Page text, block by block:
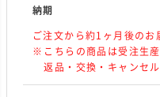
納期
ご注文から約1ヶ月後のお
こちらの商品は受注生
返品・交換・キャンセ